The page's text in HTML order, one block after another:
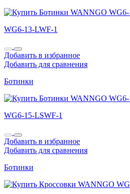
WG6-13-LWF-1
Добавить в избранное
Добавить для сравнения
Ботинки
WG6-15-LSWF-1
Добавить в избранное
Добавить для сравнения
Ботинки